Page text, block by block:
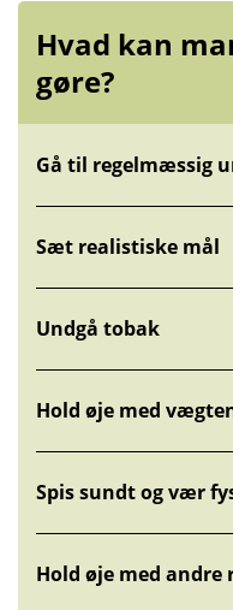
Hvad kan
gøre?
Gå til regelmæssig
Sæt realistiske mål
Undgå tobak
Hold øje med
Spis sundt og vær
Hold øje med